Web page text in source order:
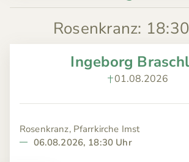
Rosenkranz:
Ingeborg
01.08.2026
Rosenkranz, Pfarrkirche Imst
06.08.2026, 18:30 Uhr